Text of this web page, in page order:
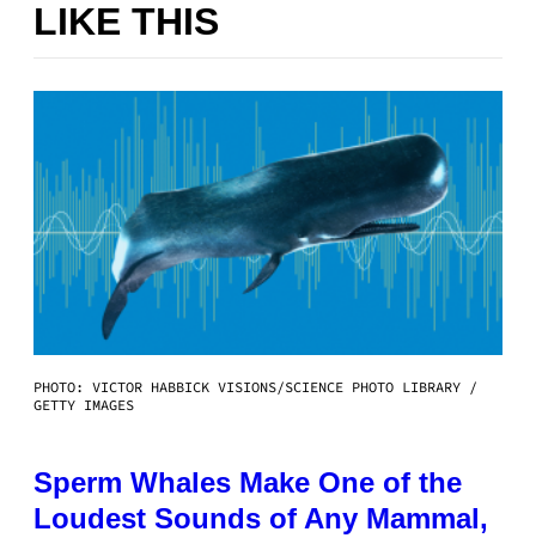
LIKE THIS
PHOTO: VICTOR HABBICK VISIONS/SCIENCE PHOTO LIBRARY /
GETTY IMAGES
Sperm Whales Make One of the
Loudest Sounds of Any Mammal,